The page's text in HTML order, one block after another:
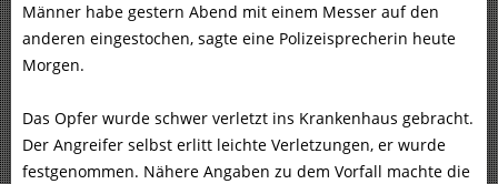
Männer habe gestern Abend mit einem Messer auf den
anderen eingestochen, sagte eine Polizeisprecherin heute
Morgen.
Das Opfer wurde schwer verletzt ins Krankenhaus gebracht.
Der Angreifer selbst erlitt leichte Verletzungen, er wurde
festgenommen. Nähere Angaben zu dem Vorfall machte die